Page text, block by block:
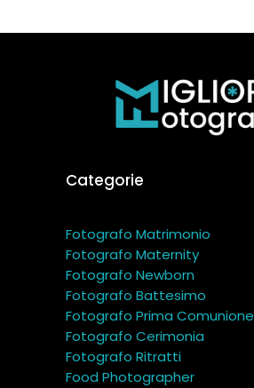
Categorie
Fotografo Matrimonio
Fotografo Maternity
Fotografo Newborn
Fotografo Battesimo
Fotografo Prima Comunione
Fotografo Cerimonia
Fotografo Ritratti
Food Photographer